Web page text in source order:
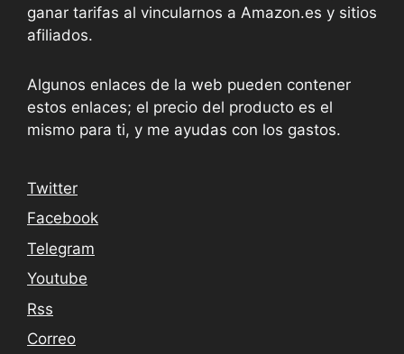
ganar tarifas al vincularnos a Amazon.es y sitios
afiliados.
Algunos enlaces de la web pueden contener
estos enlaces; el precio del producto es el
mismo para ti, y me ayudas con los gastos.
Twitter
Facebook
Telegram
Youtube
Rss
Correo